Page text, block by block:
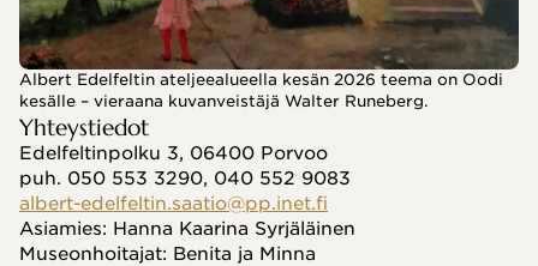
Albert Edelfeltin ateljeealueella kesän 2026 teema on Oodi
kesälle – vieraana kuvanveistäjä Walter Runeberg.
Yhteystiedot
Edelfeltinpolku 3, 06400 Porvoo
puh. 050 553 3290, 040 552 9083
albert-edelfeltin.saatio@pp.inet.fi
Asiamies: Hanna Kaarina Syrjäläinen
Museonhoitajat: Benita ja Minna